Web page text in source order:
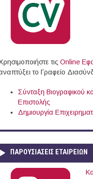
(17/11/2017)
(17/11/2017)
τις Online
το Γραφείο
Σύνταξη Βιογραφικού
Επιστολής
Δημιουργία
ΠΑΡΟΥΣΙΆΣΕΙΣ ΕΤΑΙΡΕΙΏΝ